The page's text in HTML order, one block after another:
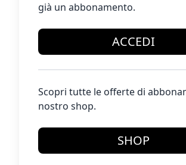
già un abbonamento.
ACCEDI
Scopri tutte le offerte di
nostro shop.
SHOP